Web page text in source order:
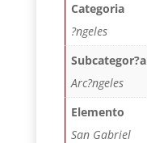
Categoria
?ngeles
Subcategor?a
Arc?ngeles
Elemento
San Gabriel